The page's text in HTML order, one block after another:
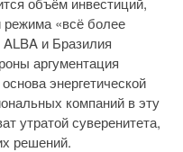
режима «всё более
и Бразилия
аргументация
энергетической
компаний в эту
утратой суверенитета,
решений.